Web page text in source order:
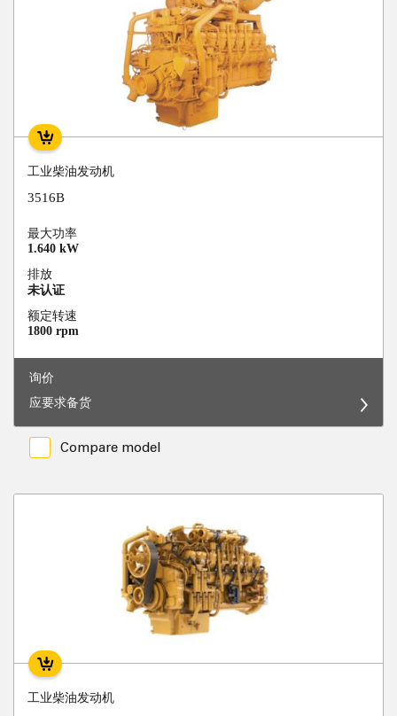
工业柴油发动机
3516B
最大功率
1.640 kW
排放
未认证
额定转速
1800 rpm
询价
应要求备货
Compare model
工业柴油发动机